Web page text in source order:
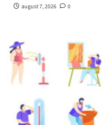
august 7, 2026 0